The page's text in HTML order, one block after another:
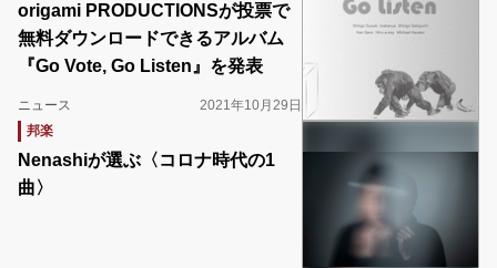
origami PRODUCTIONSが投票で
無料ダウンロードできるアルバム
『Go Vote, Go Listen』を発表
ニュース
2021年10月29日
邦楽
Nenashiが選ぶ〈コロナ時代の1
曲〉